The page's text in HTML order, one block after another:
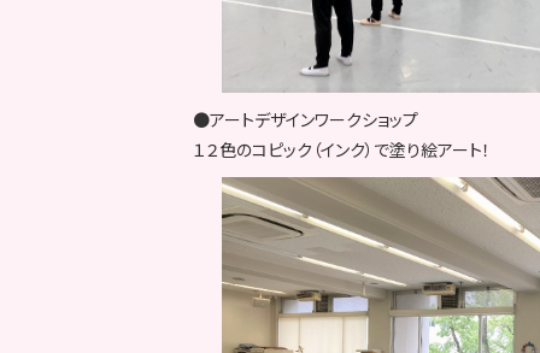
●アートデザインワークショップ
１２色のコピック（インク）で塗り絵アート！